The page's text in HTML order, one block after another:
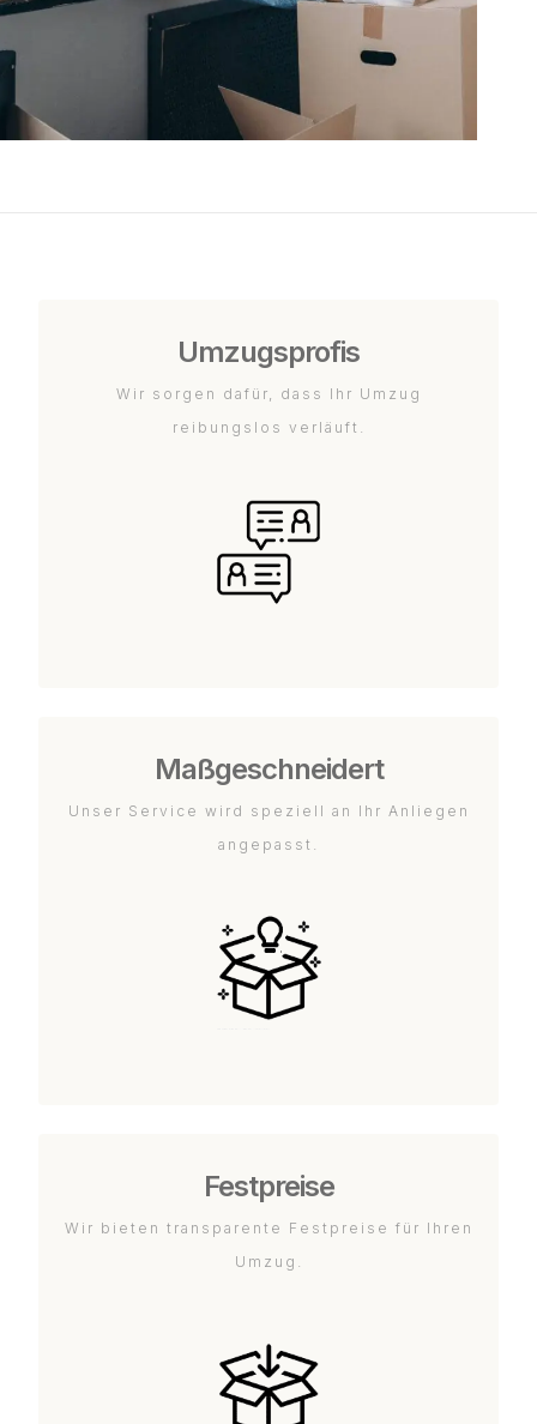
Umzugsprofis
Wir sorgen dafür, dass Ihr Umzug
reibungslos verläuft.
Maßgeschneidert
Unser Service wird speziell an Ihr Anliegen
angepasst.
Festpreise
Wir bieten transparente Festpreise für Ihren
Umzug.